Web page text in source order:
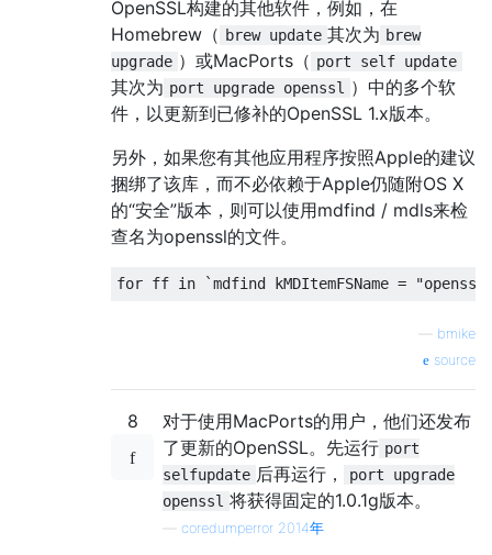
OpenSSL构建的其他软件，例如，在
Homebrew（ brew update 其次为 brew
upgrade ）或MacPorts（ port self update
其次为 port upgrade openssl
）中的多个软
件，以更新到已修补的OpenSSL 1.x版本。
另外，如果您有其他应用程序按照Apple的建议
捆绑了该库，而不必依赖于Apple仍随附OS X
的“安全”版本，则可以使用mdfind / mdls来检
查名为openssl的文件。
bmike
source
8
对于使用MacPorts的用户，他们还发布
了更新的OpenSSL。先运行 port
selfupdate 后再运行，
port upgrade
openssl 将获得固定的1.0.1g版本。
coredumperror 2014年